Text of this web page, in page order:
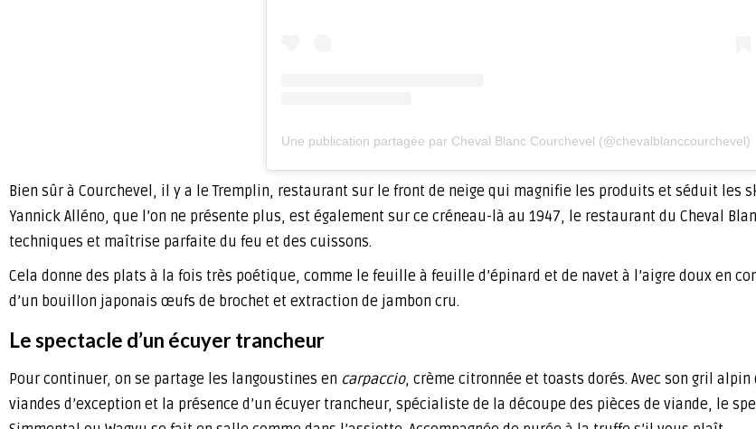
Une publication partagée par Cheval Blanc Courchevel (@chevalblanccourchevel)
Bien sûr à Courchevel, il y a le Tremplin, restaurant sur le front de neige qui magnifie les produits et séduit les
Yannick Alléno, que l’on ne présente plus, est également sur ce créneau-là au 1947, le restaurant du Cheval
techniques et maîtrise parfaite du feu et des cuissons.
Cela donne des plats à la fois très poétique, comme le feuille à feuille d’épinard et de navet à l’aigre doux en
d’un bouillon japonais œufs de brochet et extraction de jambon cru.
Le spectacle d’un écuyer trancheur
Pour continuer, on se partage les langoustines en carpaccio, crème citronnée et toasts dorés. Avec son gril
viandes d’exception et la présence d’un écuyer trancheur, spécialiste de la découpe des pièces de viande, le